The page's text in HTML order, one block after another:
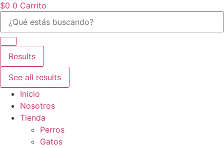
$0 0 Carrito
Search
Results
See all results
Inicio
Nosotros
Tienda
Perros
Gatos